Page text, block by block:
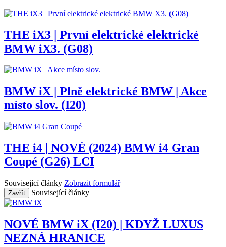
THE iX3 | První elektrické elektrické
BMW iX3. (G08)
BMW iX | Plně elektrické BMW | Akce
místo slov. (I20)
THE i4 | NOVÉ (2024) BMW i4 Gran
Coupé (G26) LCI
Související články Zobrazit formulář
Zavřít Související články
NOVÉ BMW iX (I20) | KDYŽ LUXUS
NEZNÁ HRANICE